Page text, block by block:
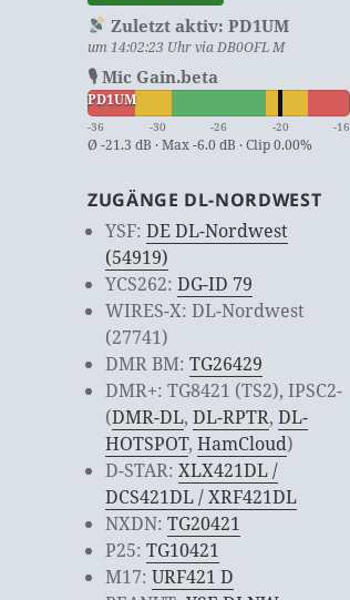
Zuletzt aktiv: PD1UM
um 14:02:23 Uhr via DB0OFL M
🎙 Mic Gain.beta
PD1UM
-36 -30 -26 -20 -16
Ø -21.3 dB · Max -6.0 dB · Clip 0.00%
ZUGÄNGE DL-NORDWEST
YSF:DE DL-Nordwest
(54919)
YCS262:DG-ID 79
WIRES-X: DL-Nordwest
(27741)
DMR BM:TG26429
DMR+: TG8421 (TS2), IPSC2-
(DMR-DL,DL-RPTR,DL-
HOTSPOT,HamCloud)
D-STAR:XLX421DL /
DCS421DL / XRF421DL
NXDN:TG20421
P25:TG10421
M17:URF421 D